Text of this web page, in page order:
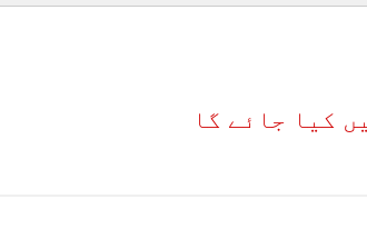
کیا جائے گا